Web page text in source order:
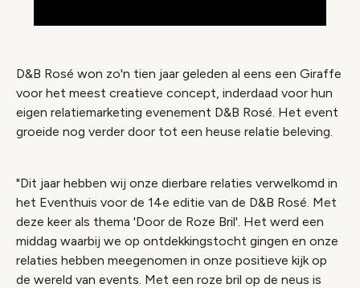
D&B Rosé won zo'n tien jaar geleden al eens een Giraffe
voor het meest creatieve concept, inderdaad voor hun
eigen relatiemarketing evenement D&B Rosé. Het event
groeide nog verder door tot een heuse relatie beleving.
"Dit jaar hebben wij onze dierbare relaties verwelkomd in
het Eventhuis voor de 14e editie van de D&B Rosé. Met
deze keer als thema 'Door de Roze Bril'. Het werd een
middag waarbij we op ontdekkingstocht gingen en onze
relaties hebben meegenomen in onze positieve kijk op
de wereld van events. Met een roze bril op de neus is